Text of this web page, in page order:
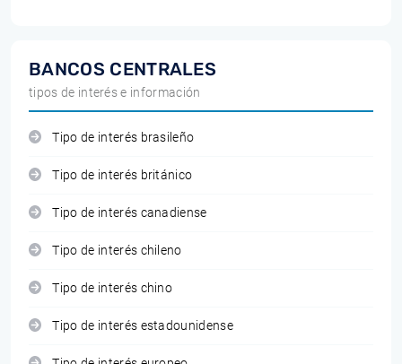
BANCOS CENTRALES
tipos de interés e información
Tipo de interés brasileño
Tipo de interés británico
Tipo de interés canadiense
Tipo de interés chileno
Tipo de interés chino
Tipo de interés estadounidense